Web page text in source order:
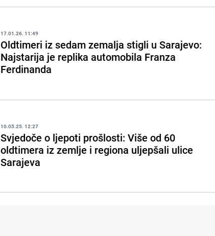
17.01.26. 11:49
Oldtimeri iz sedam zemalja stigli u Sarajevo:
Najstarija je replika automobila Franza
Ferdinanda
10.05.25. 12:27
Svjedoče o ljepoti prošlosti: Više od 60
oldtimera iz zemlje i regiona uljepšali ulice
Sarajeva